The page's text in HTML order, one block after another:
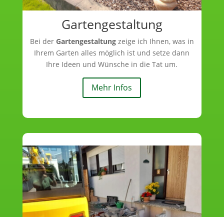
Gartengestaltung
Bei der Gartengestaltungzeige ich Ihnen, was in
Ihrem Garten alles möglich ist und setze dann
Ihre Ideen und Wünsche in die Tat um.
Mehr Infos